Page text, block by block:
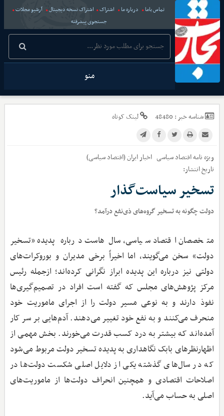
تماس باما درباره ما اشتراک اشتراک نسخه دیجیتال
آرشیو مجلات
جستجوی پیشرفته
منو
شناسه خبر : 48480 لینک کوتاه
ویژه نامه اقتصاد سیاسی اخبارایران (اقتصاد سیاسی)
تاریخ انتشار:
تسخیر سیاست‌گذار
دولت چگونه به تسخیر گروه‌های ذی‌نفع درآمد؟
متخصصان اقتصاد سیاسی، سال‌هاست درباره پدیده «تسخیر
دولت» سخن می‌گویند، اما اخیراً برخی مدیران و بوروکرات‌های
دولتی نیز درباره این پدیده ابراز نگرانی کرده‌اند؛ ازجمله رئیس
مرکز پژوهش‌های مجلس که گفته است افراد در تصمیم‌گیری‌ها
نفوذ دارند و به نوعی مسیر دولت را از اجرای ماموریت خود
منحرف می‌کنند و به نفع خود تغییر می‌دهند. آدم‌هایی بر سر کار
آمده‌اند که بیشتر به درد کسب قدرت می‌خورند. بخش مهمی از
اظهارنظرهای بابک نگاهداری به پدیده تسخیر دولت مربوط می‌شود
که در سال‌های گذشته یکی از دلایل اصلی شکست دولت‌ها در
اصلاحات اقتصادی و همچنین انحراف دولت‌ها از ماموریت‌های
اصلی به حساب می‌آید.